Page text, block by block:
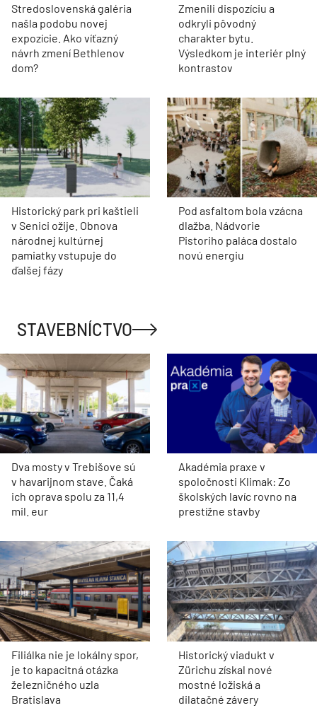
Stredoslovenská galéria
našla podobu novej
expozície. Ako víťazný
návrh zmení Bethlenov
dom?
Zmenili dispozíciu a
odkryli pôvodný
charakter bytu.
Výsledkom je interiér plný
kontrastov
Historický park pri kaštieli
v Senici ožije. Obnova
národnej kultúrnej
pamiatky vstupuje do
ďalšej fázy
Pod asfaltom bola vzácna
dlažba. Nádvorie
Pistoriho paláca dostalo
novú energiu
STAVEBNÍCTVO
Dva mosty v Trebišove sú
v havarijnom stave. Čaká
ich oprava spolu za 11,4
mil. eur
Akadémia praxe v
spoločnosti Klimak: Zo
školských lavíc rovno na
prestížne stavby
Filiálka nie je lokálny spor,
je to kapacitná otázka
železničného uzla
Bratislava
Historický viadukt v
Zürichu získal nové
mostné ložiská a
dilatačné závery